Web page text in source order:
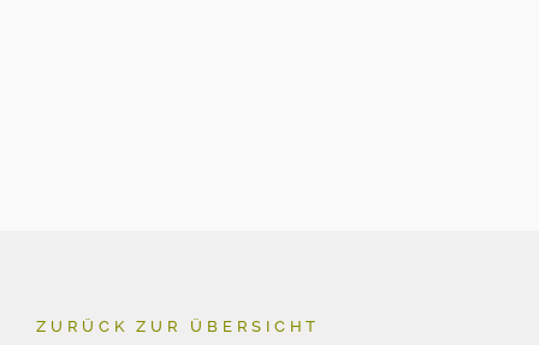
ZURÜCK ZUR ÜBERSICHT